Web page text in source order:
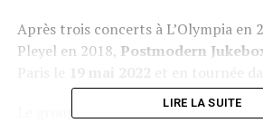
Après trois concerts à L’Olympia en
Pleyel en 2018, Postmodern
Le groupe sera de passage le 18 mai
LIRE LA SUITE